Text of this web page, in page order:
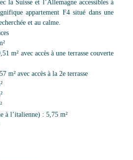
la Suisse et l’Allemagne accessibles à
appartement F4 situé dans une
et au calme.
m² avec accès à une terrasse couverte
m² avec accès à la 2e terrasse
à l’italienne) : 5,75 m²